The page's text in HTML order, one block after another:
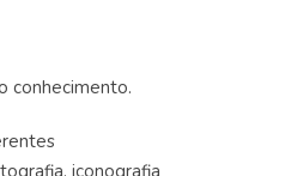
conhecimento.
iconografia